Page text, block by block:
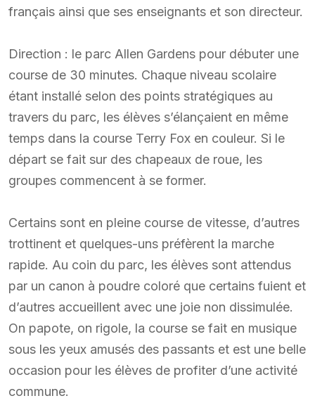
français ainsi que ses enseignants et son directeur.
Direction : le parc Allen Gardens pour débuter une
course de 30 minutes. Chaque niveau scolaire
étant installé selon des points stratégiques au
travers du parc, les élèves s’élançaient en même
temps dans la course Terry Fox en couleur. Si le
départ se fait sur des chapeaux de roue, les
groupes commencent à se former.
Certains sont en pleine course de vitesse, d’autres
trottinent et quelques-uns préfèrent la marche
rapide. Au coin du parc, les élèves sont attendus
par un canon à poudre coloré que certains fuient et
d’autres accueillent avec une joie non dissimulée.
On papote, on rigole, la course se fait en musique
sous les yeux amusés des passants et est une belle
occasion pour les élèves de profiter d’une activité
commune.